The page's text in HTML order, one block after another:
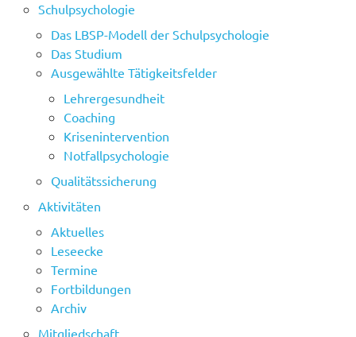
Schulpsychologie
Das LBSP-Modell der Schulpsychologie
Das Studium
Ausgewählte Tätigkeitsfelder
Lehrergesundheit
Coaching
Krisenintervention
Notfallpsychologie
Qualitätssicherung
Aktivitäten
Aktuelles
Leseecke
Termine
Fortbildungen
Archiv
Mitgliedschaft